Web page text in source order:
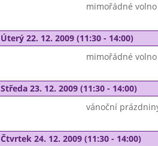
mimořádné volno
Úterý 22. 12. 2009 (11:30 - 14:00)
mimořádné volno
Středa 23. 12. 2009 (11:30 - 14:00)
vánoční
Čtvrtek 24. 12. 2009 (11:30 - 14:00)